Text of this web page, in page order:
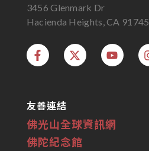
3456 Glenmark Dr
Hacienda Heights, CA 91745
友善連結
佛光山全球資訊網
佛陀紀念館